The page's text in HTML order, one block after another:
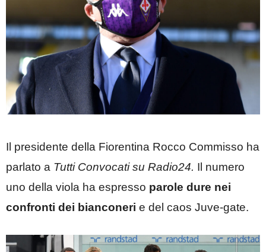
Il presidente della Fiorentina Rocco Commisso ha
parlato a Tutti Convocati su Radio24. Il numero
uno della viola ha espresso parole dure nei
confronti dei bianconeri e del caos Juve-gate.